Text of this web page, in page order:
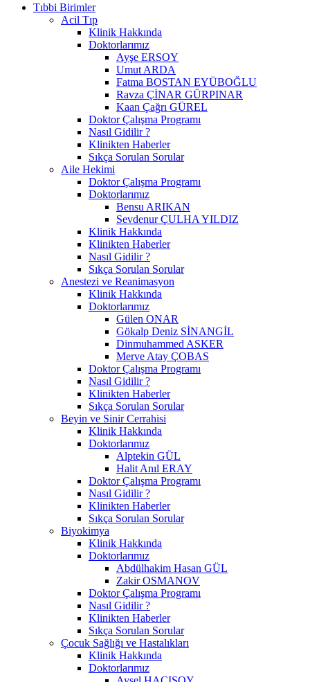
Tıbbi Birimler
Acil Tıp
Klinik Hakkında
Doktorlarımız
Ayşe ERSOY
Umut ARDA
Fatma BOSTAN EYÜBOĞLU
Ravza ÇİNAR GÜRPINAR
Kaan Çağrı GÜREL
Doktor Çalışma Programı
Nasıl Gidilir ?
Klinikten Haberler
Sıkça Sorulan Sorular
Aile Hekimi
Doktor Çalışma Programı
Doktorlarımız
Bensu ARIKAN
Sevdenur ÇULHA YILDIZ
Klinik Hakkında
Klinikten Haberler
Nasıl Gidilir ?
Sıkça Sorulan Sorular
Anestezi ve Reanimasyon
Klinik Hakkında
Doktorlarımız
Gülen ONAR
Gökalp Deniz SİNANGİL
Dinmuhammed ASKER
Merve Atay ÇOBAS
Doktor Çalışma Programı
Nasıl Gidilir ?
Klinikten Haberler
Sıkça Sorulan Sorular
Beyin ve Sinir Cerrahisi
Klinik Hakkında
Doktorlarımız
Alptekin GÜL
Halit Anıl ERAY
Doktor Çalışma Programı
Nasıl Gidilir ?
Klinikten Haberler
Sıkça Sorulan Sorular
Biyokimya
Klinik Hakkında
Doktorlarımız
Abdülhakim Hasan GÜL
Zakir OSMANOV
Doktor Çalışma Programı
Nasıl Gidilir ?
Klinikten Haberler
Sıkça Sorulan Sorular
Çocuk Sağlığı ve Hastalıkları
Klinik Hakkında
Doktorlarımız